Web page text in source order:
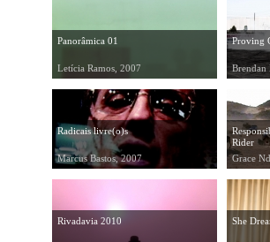
Panorâmica 01
Letícia Ramos, 2007
Proving
Brendan
Radicais livre(o)s
Marcus Bastos, 2007
Rider
Grace
Rivadavia 2010 She